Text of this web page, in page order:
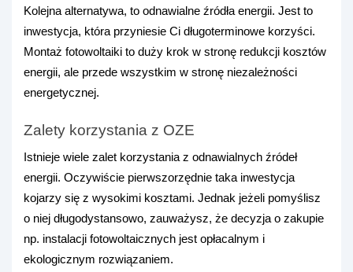
Kolejna alternatywa, to odnawialne źródła energii. Jest to
inwestycja, która przyniesie Ci długoterminowe korzyści.
Montaż fotowoltaiki to duży krok w stronę redukcji kosztów
energii, ale przede wszystkim w stronę niezależności
energetycznej.
Zalety korzystania z OZE
Istnieje wiele zalet korzystania z odnawialnych źródeł
energii. Oczywiście pierwszorzędnie taka inwestycja
kojarzy się z wysokimi kosztami. Jednak jeżeli pomyślisz
o niej długodystansowo, zauważysz, że decyzja o zakupie
np. instalacji fotowoltaicznych jest opłacalnym i
ekologicznym rozwiązaniem.